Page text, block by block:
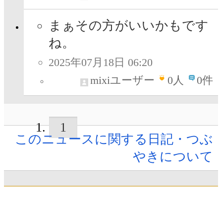
まぁその方がいいかもです
ね。
2025年07月18日 06:20
mixiユーザー
0人 0件
1
このニュースに関する日記・つぶ
やきについて